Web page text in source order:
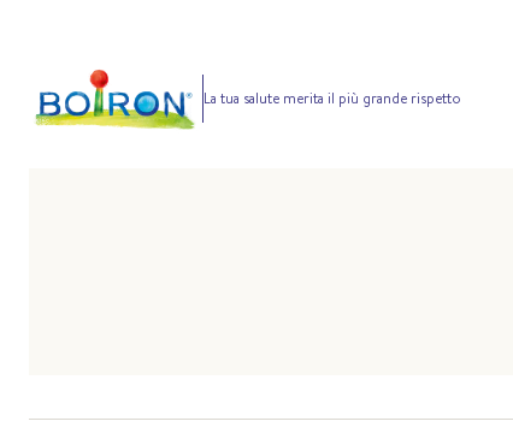
La tua salute merita il più grande rispetto